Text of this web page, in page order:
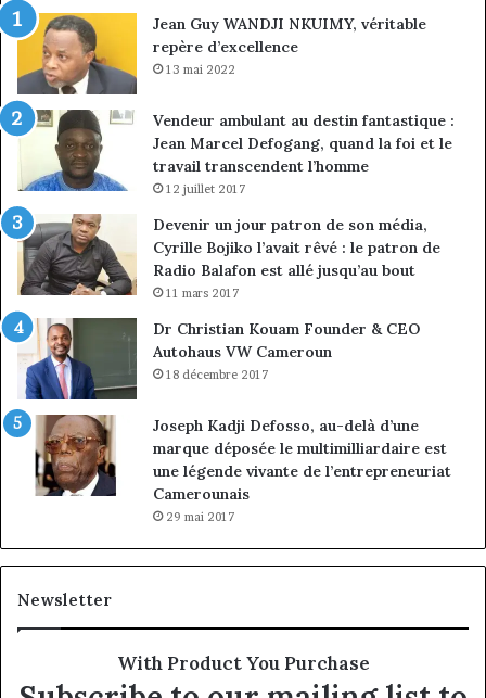
président
Jean Guy WANDJI NKUIMY, véritable
repère d’excellence
13 mai 2022
Vendeur ambulant au destin fantastique :
Jean Marcel Defogang, quand la foi et le
travail transcendent l’homme
12 juillet 2017
Devenir un jour patron de son média,
Cyrille Bojiko l’avait rêvé : le patron de
Radio Balafon est allé jusqu’au bout
11 mars 2017
Dr Christian Kouam Founder & CEO
Autohaus VW Cameroun
18 décembre 2017
Joseph Kadji Defosso, au-delà d’une
marque déposée le multimilliardaire est
une légende vivante de l’entrepreneuriat
Camerounais
29 mai 2017
Newsletter
With Product You Purchase